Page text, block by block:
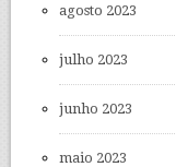
agosto 2023
julho 2023
junho 2023
maio 2023